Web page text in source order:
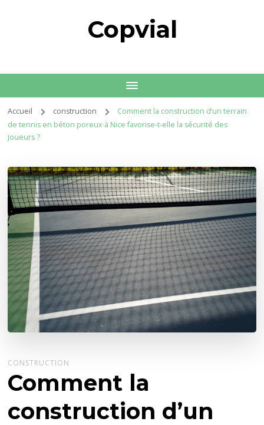
Copvial
Accueil construction
Comment la construction d’un terrain
de tennis en béton poreux à Nice favorise-t-elle la sécurité des
joueurs ?
CONSTRUCTION
Comment la
construction d’un